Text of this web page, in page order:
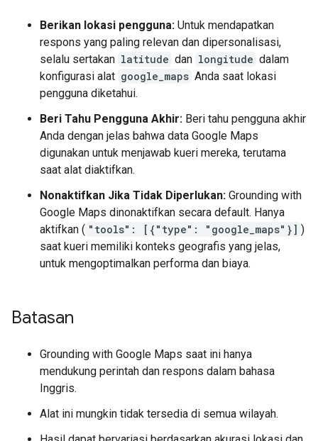
Berikan lokasi pengguna: Untuk mendapatkan
respons yang paling relevan dan dipersonalisasi,
selalu sertakan latitude dan longitude dalam
konfigurasi alat google_maps Anda saat lokasi
pengguna diketahui.
Beri Tahu Pengguna Akhir: Beri tahu pengguna akhir
Anda dengan jelas bahwa data Google Maps
digunakan untuk menjawab kueri mereka, terutama
saat alat diaktifkan.
Nonaktifkan Jika Tidak Diperlukan: Grounding with
Google Maps dinonaktifkan secara default. Hanya
aktifkan ( "tools": [{"type": "google_maps"}] )
saat kueri memiliki konteks geografis yang jelas,
untuk mengoptimalkan performa dan biaya.
Batasan
Grounding with Google Maps saat ini hanya
mendukung perintah dan respons dalam bahasa
Inggris.
Alat ini mungkin tidak tersedia di semua wilayah.